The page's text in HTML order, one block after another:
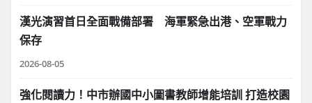
漢光演習首日全面戰備部署 海軍緊急出港、空軍戰力
保存
2026-08-05
強化閱讀力！中市辦國中小圖書教師增能培訓 打造校園